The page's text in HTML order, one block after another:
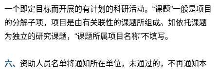
一个即定目标而开展的有计划的科研活动。“课题”一般是项目
的分解子项，项目是由有关联性的课题所组成。如依托课题
为独立的研究课题，“课题所属项目名称”不填写。
六、 资助人员名单将通知所在单位，未通过的，不再通知本